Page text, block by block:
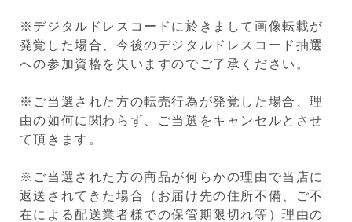
※デジタルドレスコードに於きまして画像転載が
発覚した場合、今後のデジタルドレスコード抽選
への参加資格を失いますのでご了承ください。
※ご当選された方の転売行為が発覚した場合、理
由の如何に関わらず、ご当選をキャンセルとさせ
て頂きます。
※ご当選された方の商品が何らかの理由で当店に
返送されてきた場合（お届け先の住所不備、ご不
在による配送業者様での保管期限切れ等）理由の